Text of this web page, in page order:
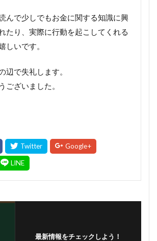
んで少しでもお金に関する知識に興
たり、実際に行動を起こしてくれる
しいです。
辺で失礼します。
ございました。
最新情報をチェックしよう！